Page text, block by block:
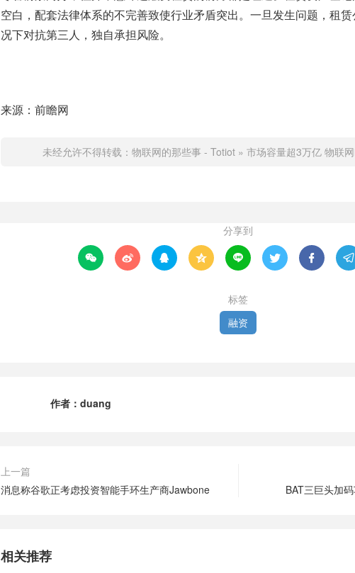
空白，配套法律体系的不完善致使行业矛盾突出。一旦发生问题，租
况下对抗第三人，独自承担风险。
来源：前瞻网
未经允许不得转载： 物联网的那些事 - Totiot » 市场容量超3万亿 物联
分享到
       
标签
融资
作者： duang
上一篇
消息称谷歌正考虑投资智能手环生产商Jawbone
BAT三巨头加
相关推荐